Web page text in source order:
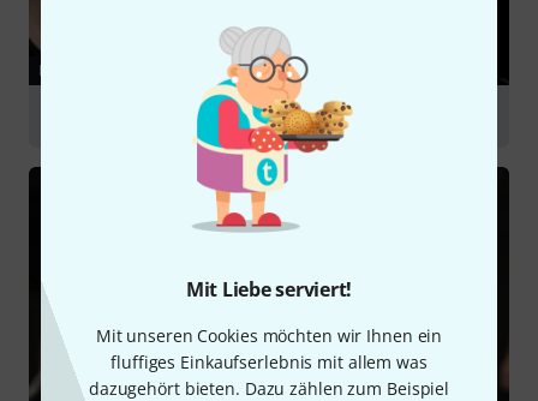
Mit Liebe serviert!
Mit unseren Cookies möchten wir Ihnen ein
fluffiges Einkaufserlebnis mit allem was
dazugehört bieten. Dazu zählen zum Beispiel
RATGEBER
Live Gesangsmikrofone